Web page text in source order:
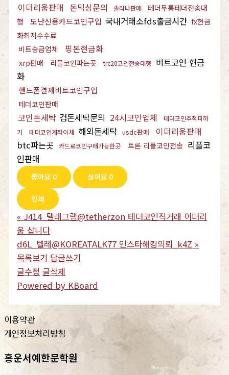
이더리움판매 돈믹싱문의 솔라나판매
테더무통테더전송대
행
도난신용카드코인구입 국내거래소fds출금시간 fx현금
화최저수수료
비트송금업체
핑돈현금화
xrp판매 리플코인파는곳 trc20코인전송대행
비트코인 현금
화
핸드폰결제비트코인구입
테더코인판매
코인돈세탁 검돈세탁문의 24시코인업체
테더코인추척피하
기
테더코인계좌이체 해외돈세탁 usdc판매
이더리움판매
btc파는곳
카드로코인구매가능한곳 트론 리플코인전송 리플코
인판매
좋아요 0 싫어요 0
인쇄
« J414_텔래그램@tetherzon 테더코인직거래 이더리
움 삽니다
d6L_텔레@KOREATALK77 인스타해킹의뢰_k4Z »
목록보기 답글쓰기
글수정 글삭제
Powered by KBoard
이용약관
개인정보처리방침
홍운서예한문학원